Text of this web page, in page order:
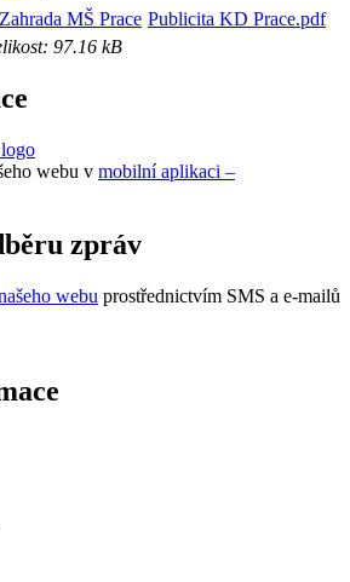
Publicita KD Prace.pdf
97.16 kB
webu v mobilní aplikaci –
zpráv
webu prostřednictvím SMS a e-mailů